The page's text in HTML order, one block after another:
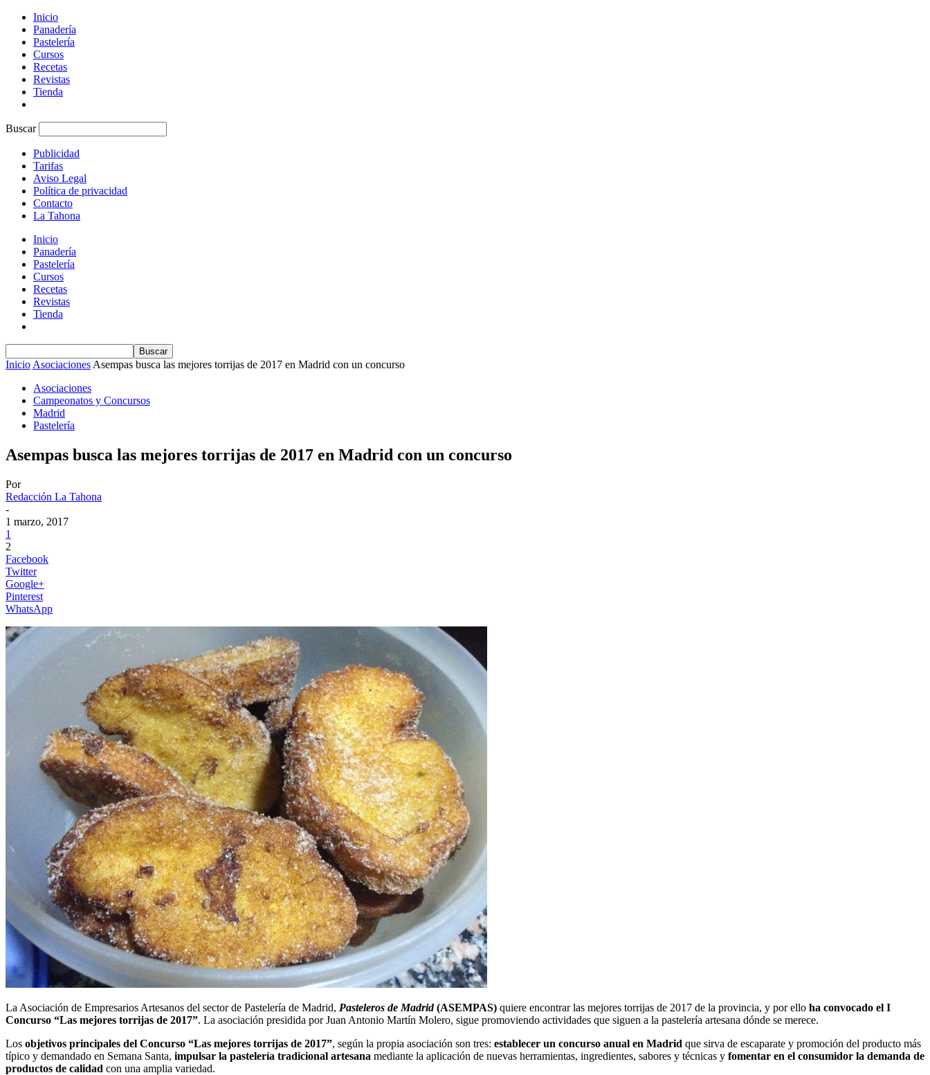
Inicio
Panadería
Pastelería
Cursos
Recetas
Revistas
Tienda
Buscar
Publicidad
Tarifas
Aviso Legal
Política de privacidad
Contacto
La Tahona
Inicio
Panadería
Pastelería
Cursos
Recetas
Revistas
Tienda
Inicio Asociaciones Asempas busca las mejores torrijas de 2017 en Madrid con un concurso
Asociaciones
Campeonatos y Concursos
Madrid
Pastelería
Asempas busca las mejores torrijas de 2017 en Madrid con un concurso
Por
Redacción La Tahona
-
1 marzo, 2017
1
2
Facebook
Twitter
Google+
Pinterest
WhatsApp
La Asociación de Empresarios Artesanos del sector de Pastelería de Madrid, Pasteleros de Madrid(ASEMPAS) quiere encontrar las mejores torrijas de 2017 de la provincia, y por ello ha convocado el I
Concurso “Las mejores torrijas de 2017”. La asociación presidida por Juan Antonio Martín Molero, sigue promoviendo actividades que siguen a la pastelería artesana dónde se merece.
Los objetivos principales del Concurso “Las mejores torrijas de 2017”, según la propia asociación son tres: establecer un concurso anual en Madrid que sirva de escaparate y promoción del producto más
típico y demandado en Semana Santa, impulsar la pastelería tradicional artesana mediante la aplicación de nuevas herramientas, ingredientes, sabores y técnicas y fomentar en el consumidor la demanda de
productos de calidad con una amplia variedad.